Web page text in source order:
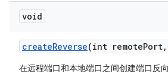
void
createReverse(int remotePort,
在远程端口和本地端口之间创建端口反向